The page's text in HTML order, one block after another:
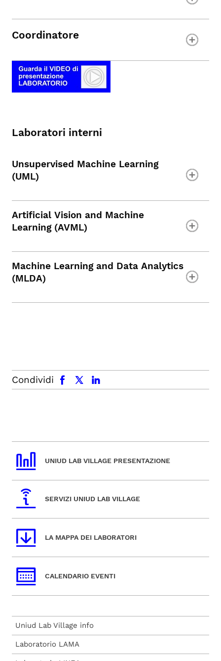
Coordinatore
Laboratori interni
Unsupervised Machine Learning
(UML)
Artificial Vision and Machine
Learning (AVML)
Machine Learning and Data Analytics
(MLDA)
Condividi
facebook x.com linkedin
UNIUD LAB VILLAGE PRESENTAZIONE
SERVIZI UNIUD LAB VILLAGE
LA MAPPA DEI LABORATORI
CALENDARIO EVENTI
Uniud Lab Village info
Laboratorio LAMA